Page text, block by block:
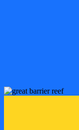
¡Descarga tus